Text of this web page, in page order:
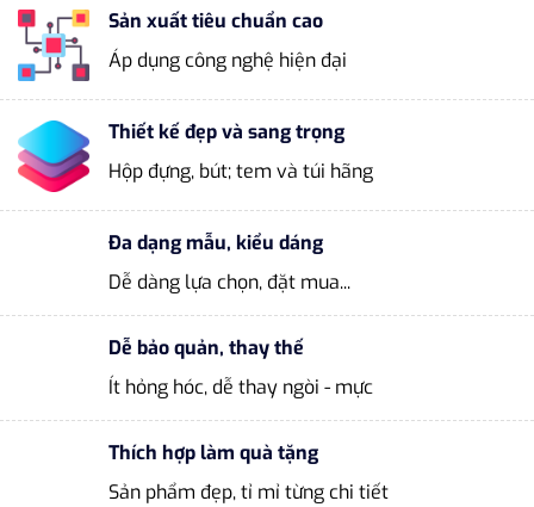
Sản xuất tiêu chuẩn cao
Áp dụng công nghệ hiện đại
Thiết kế đẹp và sang trọng
Hộp đựng, bút; tem và túi hãng
Đa dạng mẫu, kiểu dáng
Dễ dàng lựa chọn, đặt mua...
Dễ bảo quản, thay thế
Ít hỏng hóc, dễ thay ngòi - mực
Thích hợp làm quà tặng
Sản phẩm đẹp, tỉ mỉ từng chi tiết